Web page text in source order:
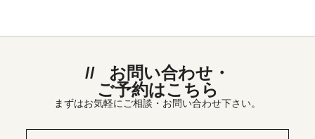
お問い合わせ・
ご予約はこちら
まずはお気軽にご相談・お問い合わせ下さい。